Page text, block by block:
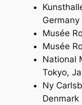
Germany
Musée
Musée
National
Tokyo,
Ny
Denmark